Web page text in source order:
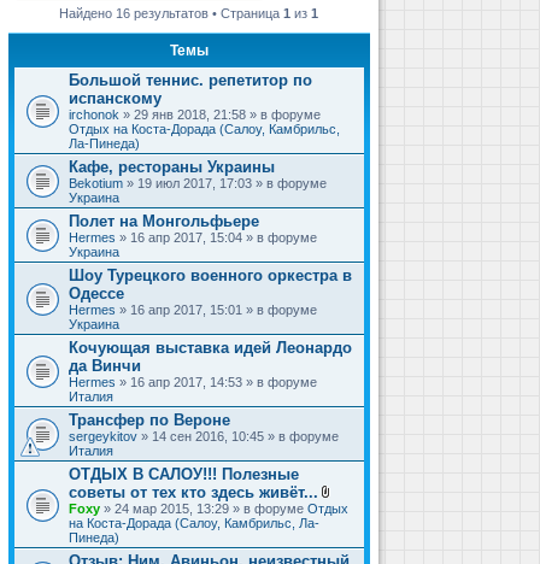
Найдено 16 результатов • Страница1 из1
Темы
Большой теннис. репетитор по
испанскому
irchonok » 29 янв 2018, 21:58 » в форуме
Отдых на Коста-Дорада (Салоу, Камбрильс,
Ла-Пинеда)
Кафе, рестораны Украины
Bekotium » 19 июл 2017, 17:03 » в форуме
Украина
Полет на Монгольфьере
Hermes » 16 апр 2017, 15:04 » в форуме
Украина
Шоу Турецкого военного оркестра в
Одессе
Hermes » 16 апр 2017, 15:01 » в форуме
Украина
Кочующая выставка идей Леонардо
да Винчи
Hermes » 16 апр 2017, 14:53 » в форуме
Италия
Трансфер по Вероне
sergeykitov » 14 сен 2016, 10:45 » в форуме
Италия
ОТДЫХ В САЛОУ!!! Полезные
советы от тех кто здесь живёт...
В
л
ж
Foxy » 24 мар 2015, 13:29 » в форуме Отдых
на Коста-Дорада (Салоу, Камбрильс, Ла-
Пинеда)
Отзыв: Ним, Авиньон, неизвестный